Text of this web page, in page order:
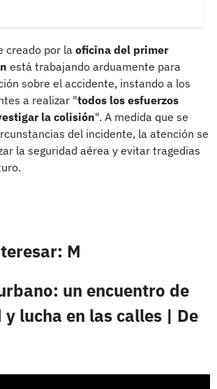
creado por la oficina del primer
está trabajando arduamente para
sobre el accidente, instando a los
a realizar "todos los esfuerzos
la colisión". A medida que se
del incidente, la atención se
la seguridad aérea y evitar tragedias
M
un encuentro de
lucha en las calles | De